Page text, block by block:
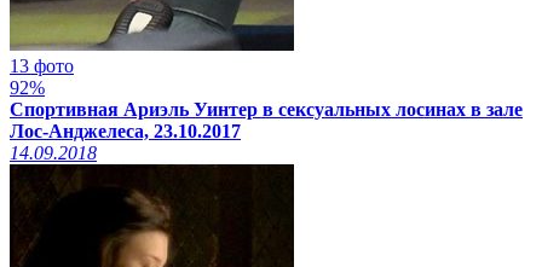
13 фото
92%
Спортивная Ариэль Уинтер в сексуальных лосинах в зале
Лос-Анджелеса, 23.10.2017
14.09.2018